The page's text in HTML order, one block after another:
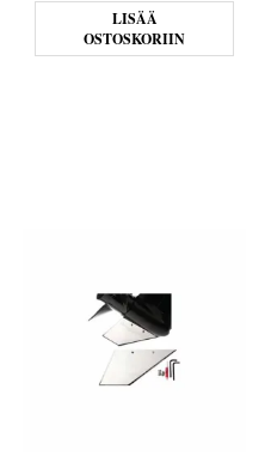
oli: €712.00.
hinta on: €655.04.
LISÄÄ
OSTOSKORIIN